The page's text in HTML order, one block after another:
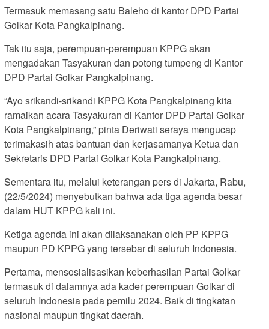
Termasuk memasang satu Baleho di kantor DPD Partai
Golkar Kota Pangkalpinang.
Tak itu saja, perempuan-perempuan KPPG akan
mengadakan Tasyakuran dan potong tumpeng di Kantor
DPD Partai Golkar Pangkalpinang.
“Ayo srikandi-srikandi KPPG Kota Pangkalpinang kita
ramaikan acara Tasyakuran di Kantor DPD Partai Golkar
Kota Pangkalpinang,” pinta Deriwati seraya mengucap
terimakasih atas bantuan dan kerjasamanya Ketua dan
Sekretaris DPD Partai Golkar Kota Pangkalpinang.
Sementara itu, melalui keterangan pers di Jakarta, Rabu,
(22/5/2024) menyebutkan bahwa ada tiga agenda besar
dalam HUT KPPG kali ini.
Ketiga agenda ini akan dilaksanakan oleh PP KPPG
maupun PD KPPG yang tersebar di seluruh Indonesia.
Pertama, mensosialisasikan keberhasilan Partai Golkar
termasuk di dalamnya ada kader perempuan Golkar di
seluruh Indonesia pada pemilu 2024. Baik di tingkatan
nasional maupun tingkat daerah.